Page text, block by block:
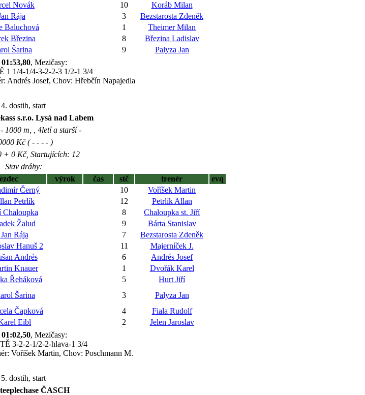
Novák 10
Koráb Milan
Rája 3
Bezstarosta Zdeněk
Baluchová 1
Theimer Milan
Březina 8
Březina Ladislav
Šarina 9
Palyza Jan
01:53,80, Mezičasy:
1 1/4-1/4-3-2-2-3 1/2-1 3/4
Andrés Josef, Chov: Hřebčín Napajedla
4. dostih, start
s.r.o. Lysá nad Labem
1000 m, , 4letí a starší -
Kč ( - - - - )
+ 0 Kč, Startujících: 12
Stav dráhy:
výrok čas stč trenér
evq
Černý 10
Voříšek Martin
Petrlík 12
Petrlík Allan
Chaloupka 8
Chaloupka st. Jiří
Žalud 9
Bárta Stanislav
Rája 7
Bezstarosta Zdeněk
Hanuš 2 11
Majerníček J.
Andrés 6
Andrés Josef
Knauer 1
Dvořák Karel
Řeháková 5
Hurt Jiří
Šarina 3
Palyza Jan
Čapková 4
Fiala Rudolf
Eibl 2
Jelen Jaroslav
01:02,50, Mezičasy:
3-2-2-1/2-2-hlava-1 3/4
Voříšek Martin, Chov: Poschmann M.
5. dostih, start
ČASCH